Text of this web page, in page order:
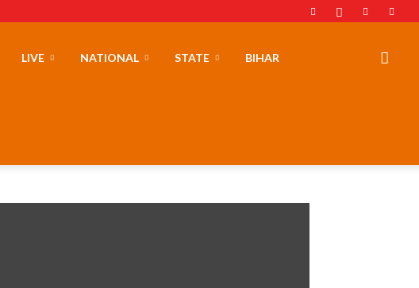
LIVE NATIONAL STATE BIHAR